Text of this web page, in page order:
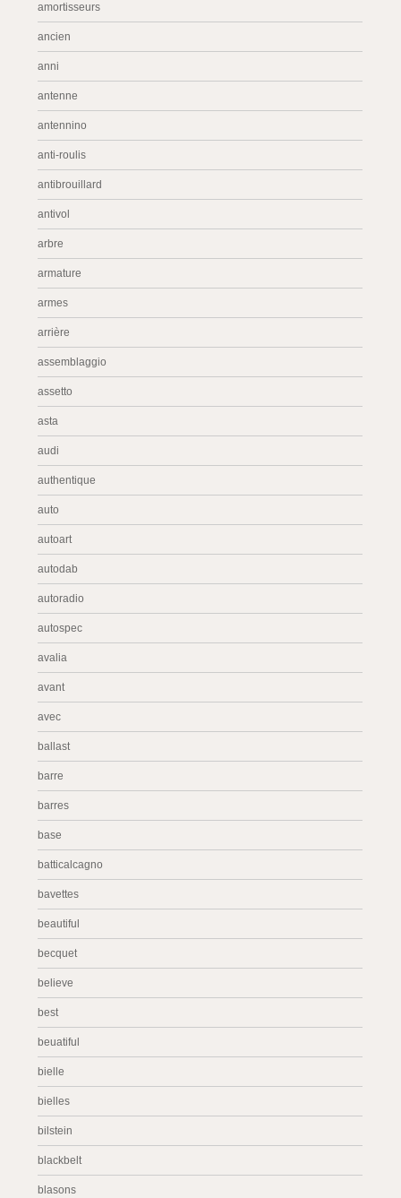
amortisseurs
ancien
anni
antenne
antennino
anti-roulis
antibrouillard
antivol
arbre
armature
armes
arrière
assemblaggio
assetto
asta
audi
authentique
auto
autoart
autodab
autoradio
autospec
avalia
avant
avec
ballast
barre
barres
base
batticalcagno
bavettes
beautiful
becquet
believe
best
beuatiful
bielle
bielles
bilstein
blackbelt
blasons